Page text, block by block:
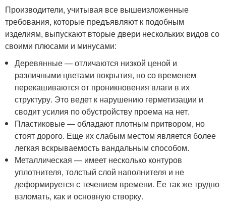
Производители, учитывая все вышеизложенные
требования, которые предъявляют к подобным
изделиям, выпускают вторые двери нескольких видов со
своими плюсами и минусами:
Деревянные — отличаются низкой ценой и
различными цветами покрытия, но со временем
перекашиваются от проникновения влаги в их
структуру. Это ведет к нарушению герметизации и
сводит усилия по обустройству проема на нет.
Пластиковые — обладают плотным притвором, но
стоят дорого. Еще их слабым местом является более
легкая вскрываемость вандальным способом.
Металлическая — имеет несколько контуров
уплотнителя, толстый слой наполнителя и не
деформируется с течением времени. Ее так же трудно
взломать, как и основную створку.